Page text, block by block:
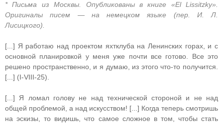
* Письма из Москвы. Опубликованы в книге «El Lissitzky».
Оригиналы писем — на немецком языке (пер. И. Л.
Лисицкого).
[...] Я работаю над проектом яхтклуба на Ленинских горах, и с
основной планировкой у меня уже почти все готово. Все это
решено пространственно, и я думаю, из этого что-то получится.
[...] (I-VIII-25).
[...] Я ломал голову не над технической стороной и не над
общей проблемой, а над искусством! [...] Когда теперь смотришь
на эскизы, то видишь, что самое сложное в том, чтобы стать